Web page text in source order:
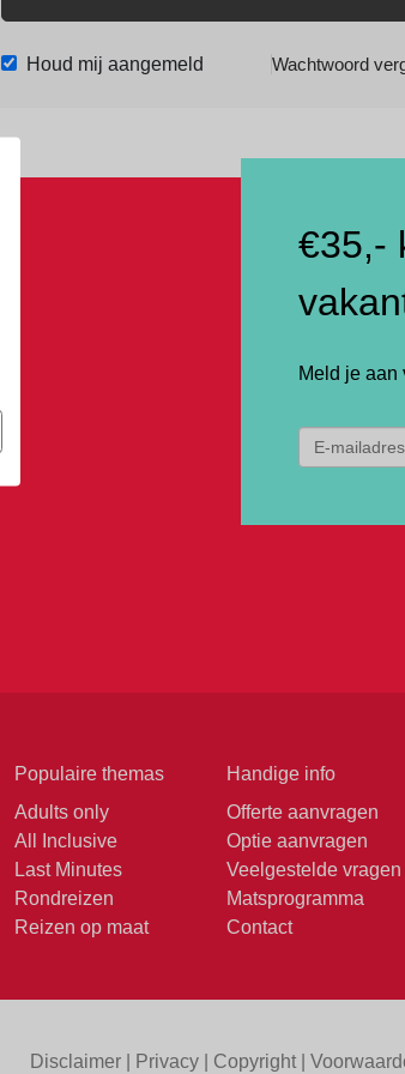
Houd mij aangemeld Wachtwoord
€35,-
Meld je aan
Populaire themas
Adults only
All Inclusive
Last Minutes
Rondreizen
Reizen op maat
Handige info
Offerte aanvragen
Optie aanvragen
Veelgestelde vragen
Matsprogramma
Contact
Disclaimer| Privacy| Copyright|